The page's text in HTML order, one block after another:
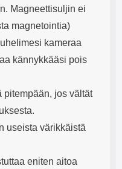
Magneettisuljin ei
magnetointia)
kameraa
kännykkääsi pois
pitempään, jos vältät
useista värikkäistä
eniten aitoa